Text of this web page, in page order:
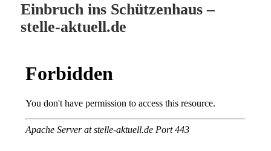
Einbruch ins Schützenhaus –
stelle-aktuell.de